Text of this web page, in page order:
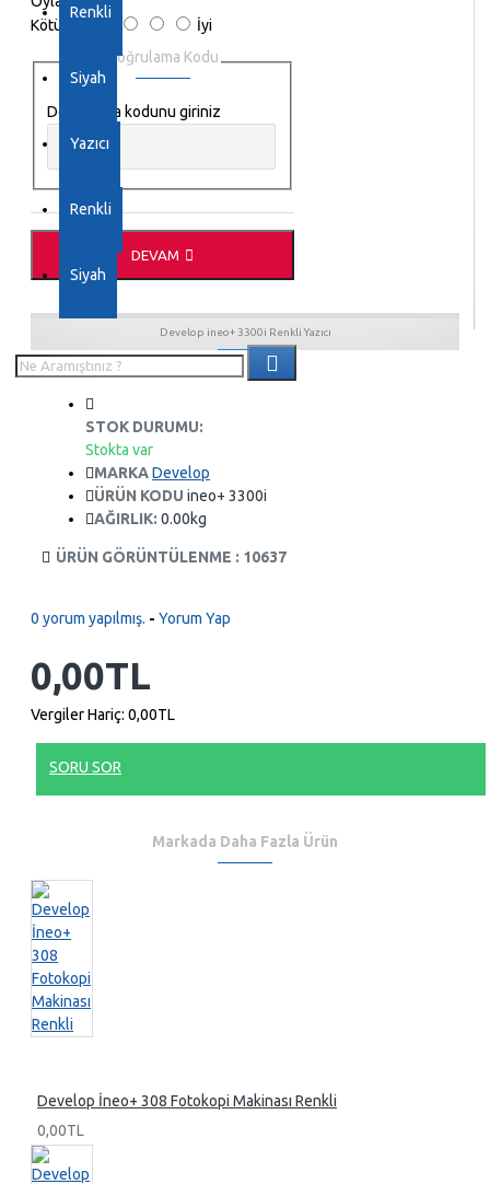
Renkli
Siyah
Yazıcı
Renkli
Siyah
Kötü
İyi
Doğrulama Kodu
Doğrulama kodunu giriniz
DEVAM
Develop ineo+ 3300i Renkli Yazıcı
STOK DURUMU:
Stokta var
MARKADevelop
ÜRÜN KODU ineo+ 3300i
AĞIRLIK: 0.00kg
ÜRÜN GÖRÜNTÜLENME : 10637
0 yorum yapılmış. - Yorum Yap
0,00TL
Vergiler Hariç: 0,00TL
SORU SOR
Markada Daha Fazla Ürün
Develop İneo+ 308 Fotokopi Makinası Renkli
0,00TL